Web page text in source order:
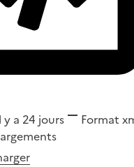
y a 24 jours Format